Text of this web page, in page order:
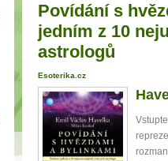
Povídání s
jedním z 10
astrologů
Esoterika.cz